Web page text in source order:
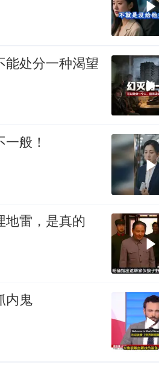
处分一种渴望
般！
地雷，是真的
内鬼